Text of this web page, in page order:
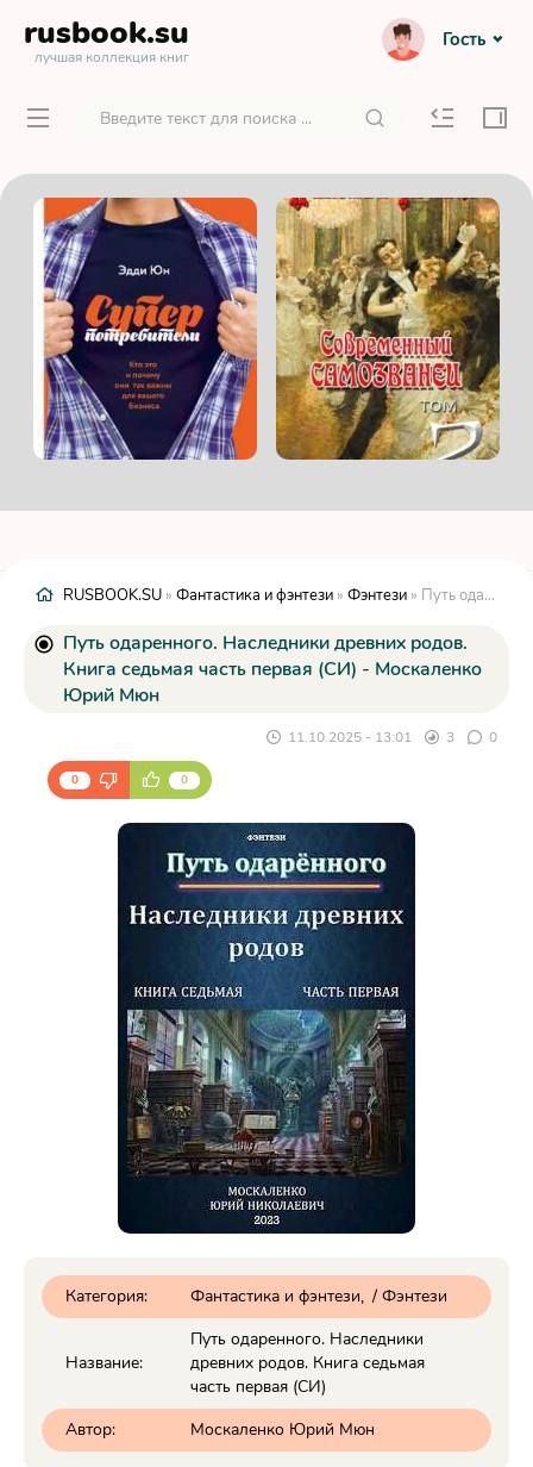
rusbook.su
лучшая коллекция книг
Гость
RUSBOOK.SU » Фантастика и фэнтези » Фэнтези » Путь одаренного. Наследники древних родов. Книга седьмая часть первая (СИ) - Москаленко Юрий Мюн
Путь одаренного. Наследники древних родов.
Книга седьмая часть первая (СИ) - Москаленко
Юрий Мюн
11.10.2025 - 13:01 3 0
0 0
Категория: Фантастика и фэнтези / Фэнтези
Название:
Путь одаренного. Наследники
древних родов. Книга седьмая
часть первая (СИ)
Автор:
Москаленко Юрий Мюн